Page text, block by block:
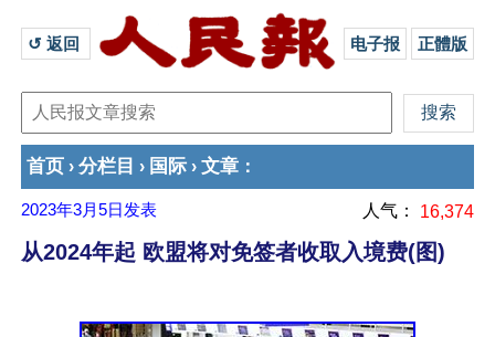
↺ 返回 电子报 正體版
首页 › 分栏目 › 国际 › 文章 ：
2023年3月5日 发表 人气： 16,374
从2024年起 欧盟将对免签者收取入境费(图)